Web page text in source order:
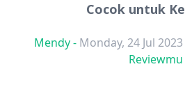
Cocok untuk
Mendy- Monday, 24 Jul
Reviewmu